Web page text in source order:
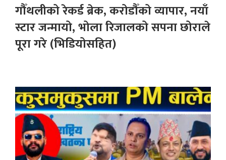
गौँथलीको रेकर्ड ब्रेक, करोडौँको व्यापार, नयाँ
स्टार जन्मायो, भोला रिजालको सपना छोराले
पूरा गरे (भिडियोसहित)